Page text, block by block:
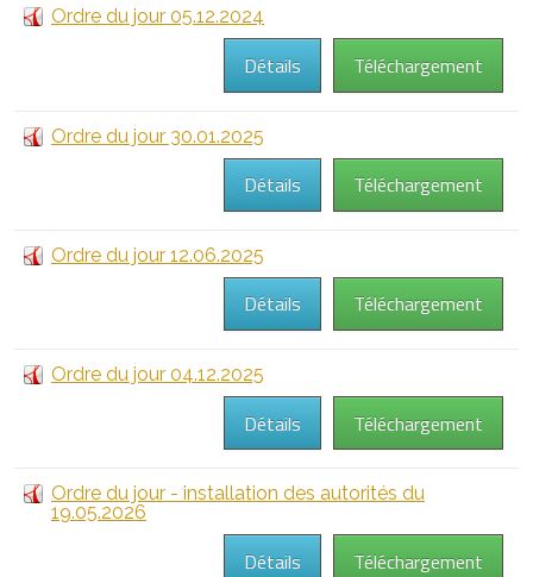
Ordre du jour 05.12.2024
Téléchargement
Détails
Ordre du jour 30.01.2025
Téléchargement
Détails
Ordre du jour 12.06.2025
Téléchargement
Détails
Ordre du jour 04.12.2025
Téléchargement
Détails
Ordre du jour - installation des autorités du
19.05.2026
Téléchargement
Détails